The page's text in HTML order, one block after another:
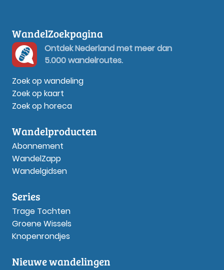
WandelZoekpagina
Ontdek Nederland met meer dan
5.000 wandelroutes.
Zoek op wandeling
Zoek op kaart
Zoek op horeca
Wandelproducten
Abonnement
WandelZapp
Wandelgidsen
Series
Trage Tochten
Groene Wissels
Knopenrondjes
Nieuwe wandelingen